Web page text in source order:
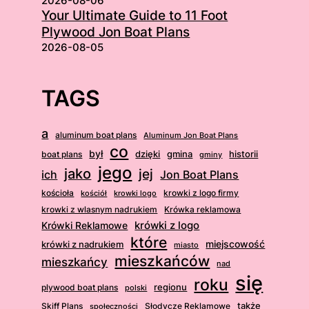
Your Ultimate Guide to 11 Foot
Plywood Jon Boat Plans
2026-08-05
TAGS
a aluminum boat plans Aluminum Jon Boat Plans
boat plans był co dzięki gmina gminy historii
ich jako jego jej Jon Boat Plans
kościoła kościół krowki logo
krowki z logo firmy
krowki z wlasnym nadrukiem
Krówka reklamowa
Krówki Reklamowe krówki z logo
krówki z nadrukiem które miasto miejscowość
mieszkańcy mieszkańców nad
plywood boat plans polski regionu roku się
Skiff Plans społeczności Słodycze Reklamowe także